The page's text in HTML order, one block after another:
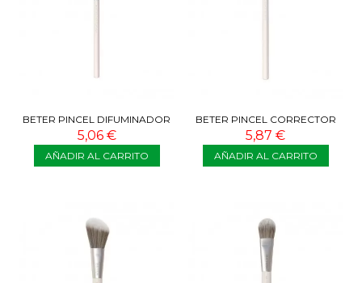
BETER PINCEL DIFUMINADOR
DE SOMBRA NÚMERO 86
5,06 €
AÑADIR AL CARRITO
BETER PINCEL CORRECTOR
NÚMERO 85
5,87 €
AÑADIR AL CARRITO